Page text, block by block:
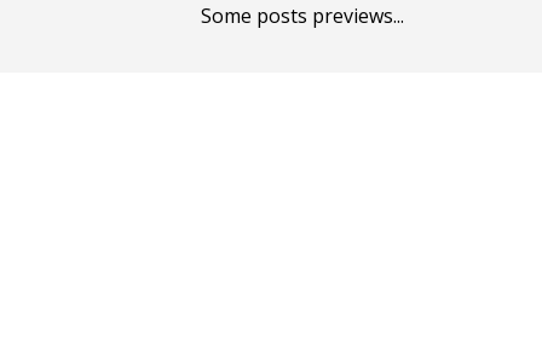
Some posts previews...